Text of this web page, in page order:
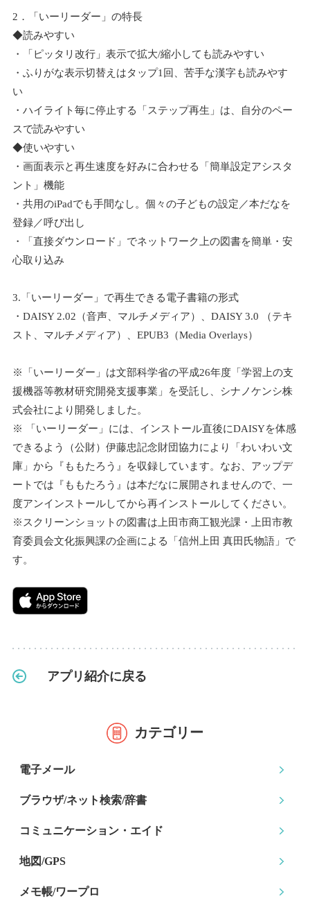
2．「いーリーダー」の特長
◆読みやすい
・「ピッタリ改行」表示で拡大/縮小しても読みやすい
・ふりがな表示切替えはタップ1回、苦手な漢字も読みやす
い
・ハイライト毎に停止する「ステップ再生」は、自分のペー
スで読みやすい
◆使いやすい
・画面表示と再生速度を好みに合わせる「簡単設定アシスタ
ント」機能
・共用のiPadでも手間なし。個々の子どもの設定／本だなを
登録／呼び出し
・「直接ダウンロード」でネットワーク上の図書を簡単・安
心取り込み
3.「いーリーダー」で再生できる電子書籍の形式
・DAISY 2.02（音声、マルチメディア）、DAISY 3.0 （テキ
スト、マルチメディア）、EPUB3（Media Overlays）
※「いーリーダー」は文部科学省の平成26年度「学習上の支
援機器等教材研究開発支援事業」を受託し、シナノケンシ株
式会社により開発しました。
※ 「いーリーダー」には、インストール直後にDAISYを体感
できるよう（公財）伊藤忠記念財団協力により「わいわい文
庫」から『ももたろう』を収録しています。なお、アップデ
ートでは『ももたろう』は本だなに展開されませんので、一
度アンインストールしてから再インストールしてください。
※スクリーンショットの図書は上田市商工観光課・上田市教
育委員会文化振興課の企画による「信州上田 真田氏物語」で
す。
アプリ紹介に戻る
カテゴリー
電子メール
ブラウザ/ネット検索/辞書
コミュニケーション・エイド
地図/GPS
メモ帳/ワープロ